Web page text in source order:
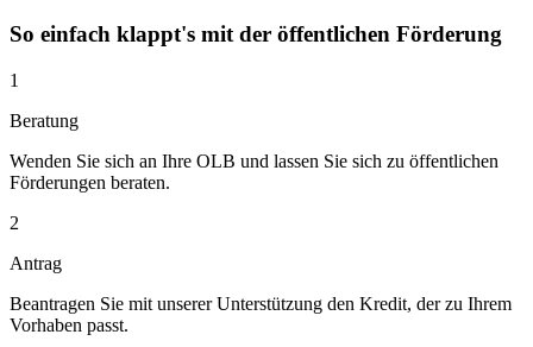
So einfach klappt's mit der öffentlichen Förderung
1
Beratung
Wenden Sie sich an Ihre OLB und lassen Sie sich zu öffentlichen
Förderungen beraten.
2
Antrag
Beantragen Sie mit unserer Unterstützung den Kredit, der zu Ihrem
Vorhaben passt.